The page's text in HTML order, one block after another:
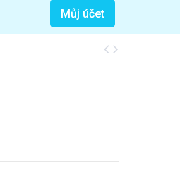
Můj účet